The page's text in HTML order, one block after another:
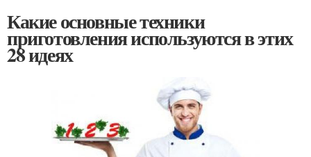
Какие основные техники
приготовления используются в этих
28 идеях